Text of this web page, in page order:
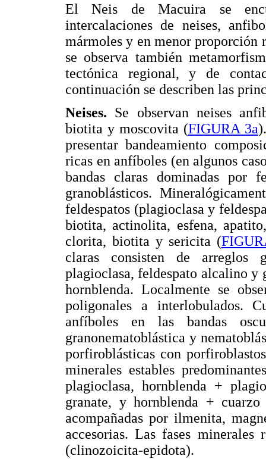
El Neis de Macuira se
intercalaciones de neises,
mármoles y en menor
se observa también
tectónica regional, y de
continuación se describen las
Neises. Se observan neises
biotita y moscovita (FIGURA 3a
presentar bandeamiento
ricas en anfíboles (en algunos
bandas claras dominadas por
granoblásticos.
feldespatos (plagioclasa y
biotita, actinolita, esfena,
clorita, biotita y sericita (
claras consisten de arreglos
plagioclasa, feldespato alcalino y
hornblenda. Localmente se
poligonales a interlobulados.
anfíboles en las bandas
granonematoblástica y
porfiroblásticas con
minerales estables
plagioclasa, hornblenda +
granate, y hornblenda +
acompañadas por ilmenita,
accesorias. Las fases
(clinozoicita-epidota).